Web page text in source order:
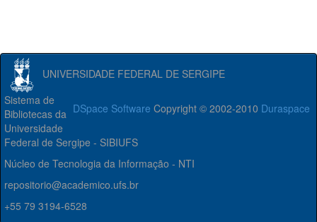
UNIVERSIDADE FEDERAL DE SERGIPE
DSpace Software Copyright © 2002-2010 Duraspace
Sistema de
Bibliotecas da
Universidade
Federal de Sergipe - SIBIUFS
Núcleo de Tecnologia da Informação - NTI
repositorio@academico.ufs.br
+55 79 3194-6528